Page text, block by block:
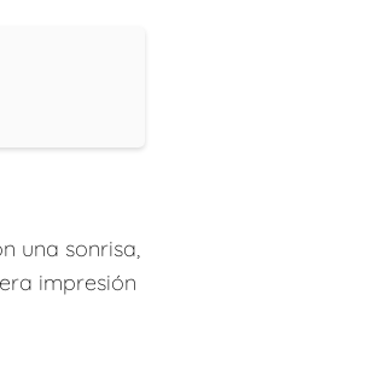
una sonrisa,
impresión